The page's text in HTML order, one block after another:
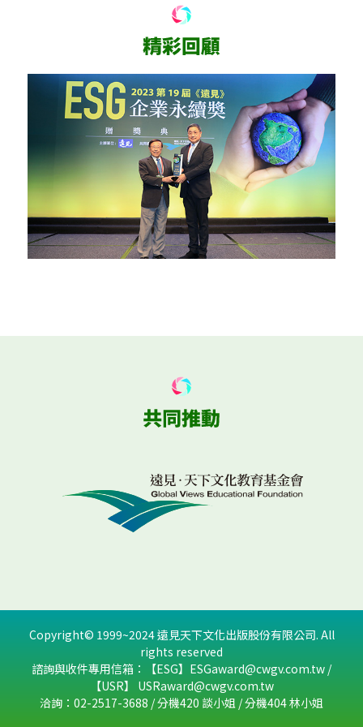
得獎名單 評審名單
Copyright© 1999~2024 遠見天下文化出版股份有限公司. All
rights reserved
諮詢與收件專用信箱：【ESG】 ESGaward@cwgv.com.tw /
【USR】 USRaward@cwgv.com.tw
洽詢：02-2517-3688 / 分機420 談小姐 / 分機404 林小姐